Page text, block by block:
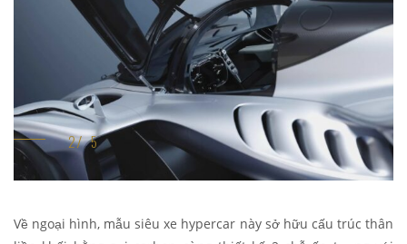
Về ngoại hình, mẫu siêu xe hypercar này sở hữu cấu trúc thân